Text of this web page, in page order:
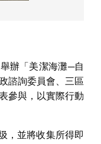
辦「美潔海灘─自
諮詢委員會、三區
參與，以實際行動
，並將收集所得即